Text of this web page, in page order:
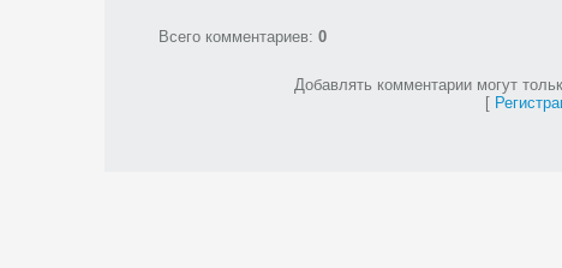
Всего комментариев: 0
Добавлять комментарии могут
[